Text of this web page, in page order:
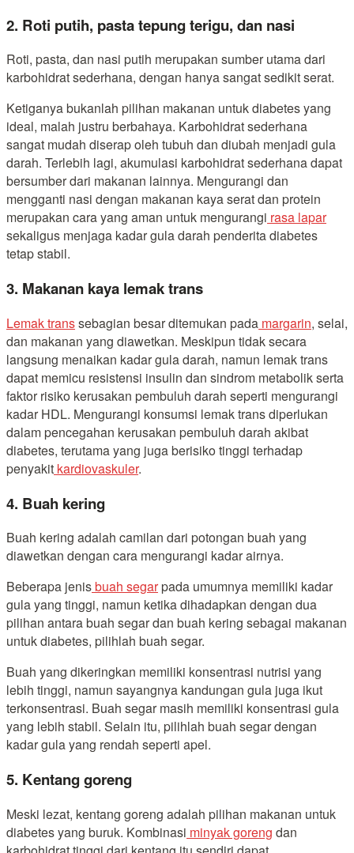
2. Roti putih, pasta tepung terigu, dan nasi
Roti, pasta, dan nasi putih merupakan sumber utama dari
karbohidrat sederhana, dengan hanya sangat sedikit serat.
Ketiganya bukanlah pilihan makanan untuk diabetes yang
ideal, malah justru berbahaya. Karbohidrat sederhana
sangat mudah diserap oleh tubuh dan diubah menjadi gula
darah. Terlebih lagi, akumulasi karbohidrat sederhana dapat
bersumber dari makanan lainnya. Mengurangi dan
mengganti nasi dengan makanan kaya serat dan protein
merupakan cara yang aman untuk mengurangi rasa lapar
sekaligus menjaga kadar gula darah penderita diabetes
tetap stabil.
3. Makanan kaya lemak trans
Lemak transsebagian besar ditemukan pada margarin, selai,
dan makanan yang diawetkan. Meskipun tidak secara
langsung menaikan kadar gula darah, namun lemak trans
dapat memicu resistensi insulin dan sindrom metabolik serta
faktor risiko kerusakan pembuluh darah seperti mengurangi
kadar HDL. Mengurangi konsumsi lemak trans diperlukan
dalam pencegahan kerusakan pembuluh darah akibat
diabetes, terutama yang juga berisiko tinggi terhadap
penyakit kardiovaskuler.
4. Buah kering
Buah kering adalah camilan dari potongan buah yang
diawetkan dengan cara mengurangi kadar airnya.
Beberapa jenisbuah segarpada umumnya memiliki kadar
gula yang tinggi, namun ketika dihadapkan dengan dua
pilihan antara buah segar dan buah kering sebagai makanan
untuk diabetes, pilihlah buah segar.
Buah yang dikeringkan memiliki konsentrasi nutrisi yang
lebih tinggi, namun sayangnya kandungan gula juga ikut
terkonsentrasi. Buah segar masih memiliki konsentrasi gula
yang lebih stabil. Selain itu, pilihlah buah segar dengan
kadar gula yang rendah seperti apel.
5. Kentang goreng
Meski lezat, kentang goreng adalah pilihan makanan untuk
diabetes yang buruk. Kombinasi minyak goreng dan